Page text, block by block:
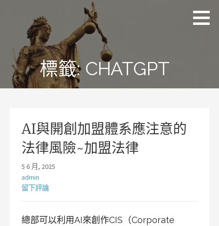
法
律
事
務
所
林
熱
情、
同理
及完
標籤: CHATGPT
AI與開創加盟體系應注意的
法律風險~加盟法律
5 6 月, 2025
admin
留下評論
總部可以利用AI來創作CIS（Corporate